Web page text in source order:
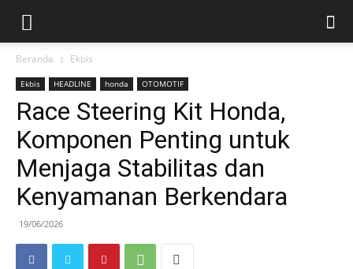
Beranda Ekbis
Ekbis HEADLINE honda OTOMOTIF
Race Steering Kit Honda,
Komponen Penting untuk
Menjaga Stabilitas dan
Kenyamanan Berkendara
19/06/2026